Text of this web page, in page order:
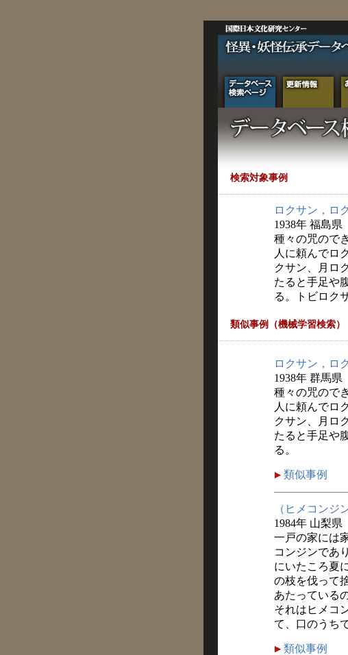
検索対象事例
ロクサン，ロ
1938年 福島県
種々の咒ので
人に頼んでロ
クサン、月ロ
たると手足や
る。トビロク
類似事例（機械学習検索）
ロクサン，ロ
1938年 群馬県
種々の咒ので
人に頼んでロ
クサン、月ロ
たると手足や
る。
類似事例
（ヒメコンジ
1984年 山梨県
一戸の家には
コンジンであ
にいたころ夏
の枝を伐って
あたっている
それはヒメコ
て、口のうち
類似事例